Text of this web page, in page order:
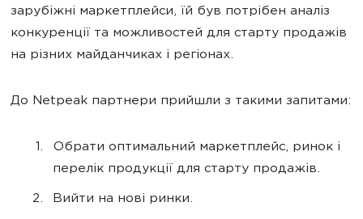
зарубіжні маркетплейси, їй був потрібен аналіз
конкуренції та можливостей для старту продажів
на різних майданчиках і регіонах.
До Netpeak партнери прийшли з такими запитами:
Обрати оптимальний маркетплейс, ринок і
перелік продукції для старту продажів.
Вийти на нові ринки.